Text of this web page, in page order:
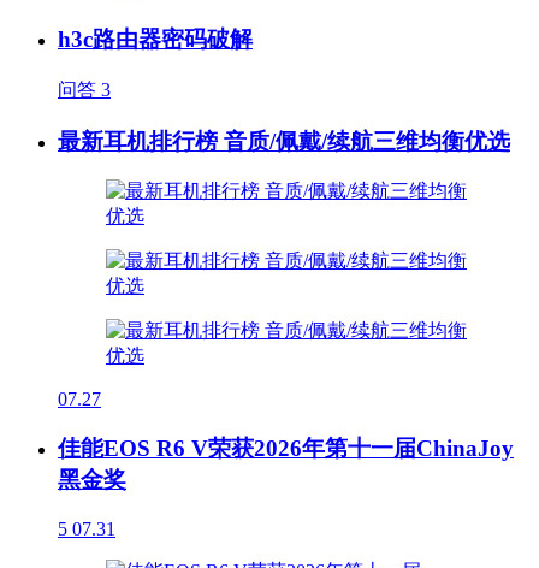
h3c路由器密码破解
问答 3
最新耳机排行榜 音质/佩戴/续航三维均衡优选
07.27
佳能EOS R6 V荣获2026年第十一届ChinaJoy
黑金奖
5 07.31